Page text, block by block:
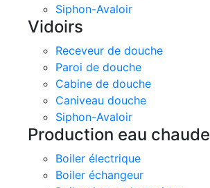
Siphon-Avaloir
Vidoirs
Receveur de douche
Paroi de douche
Cabine de douche
Caniveau douche
Siphon-Avaloir
Production eau chaude
Boiler électrique
Boiler échangeur